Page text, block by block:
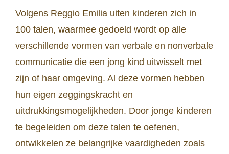
Volgens Reggio Emilia uiten kinderen zich in
100 talen, waarmee gedoeld wordt op alle
verschillende vormen van verbale en nonverbale
communicatie die een jong kind uitwisselt met
zijn of haar omgeving. Al deze vormen hebben
hun eigen zeggingskracht en
uitdrukkingsmogelijkheden. Door jonge kinderen
te begeleiden om deze talen te oefenen,
ontwikkelen ze belangrijke vaardigheden zoals